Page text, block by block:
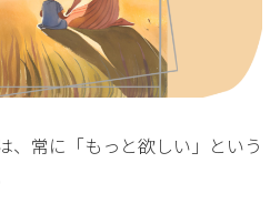
、常に「もっと欲しい」という